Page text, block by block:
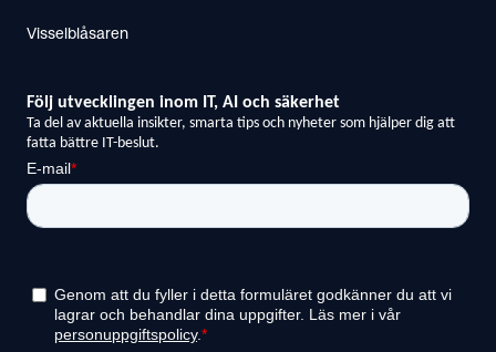
Visselblåsaren